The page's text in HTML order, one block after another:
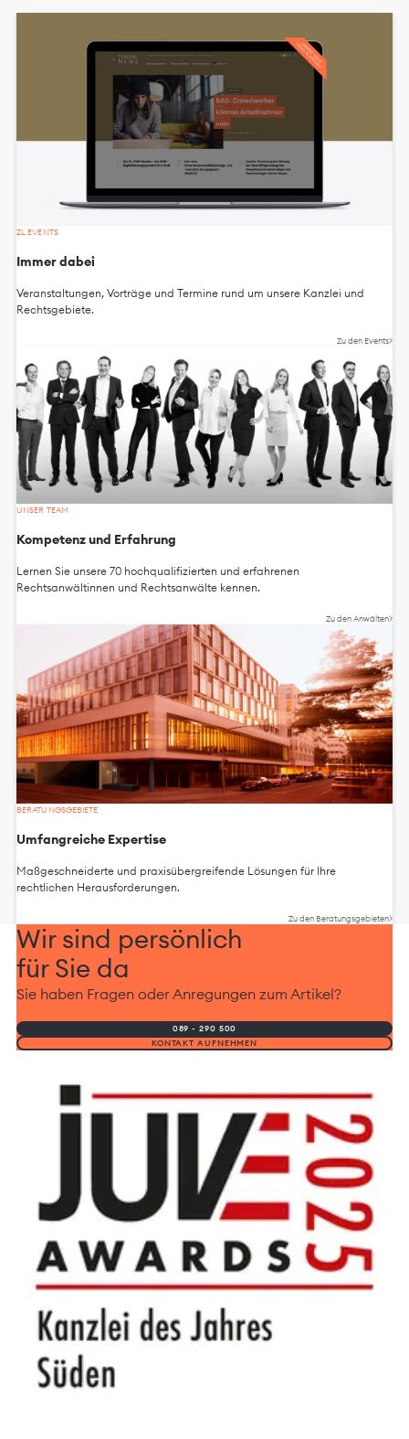
ZL EVENTS
Immer dabei
Veranstaltungen, Vorträge und Termine rund um unsere Kanzlei und
Rechtsgebiete.
Zu den Events
UNSER TEAM
Kompetenz und Erfahrung
Lernen Sie unsere 70 hochqualifizierten und erfahrenen
Rechtsanwältinnen und Rechtsanwälte kennen.
Zu den Anwälten
BERATUNGSGEBIETE
Umfangreiche Expertise
Maßgeschneiderte und praxisübergreifende Lösungen für Ihre
rechtlichen Herausforderungen.
Zu den Beratungsgebieten
Wir sind persönlich
für Sie da
Sie haben Fragen oder Anregungen zum Artikel?
089 - 290 500
KONTAKT AUFNEHMEN